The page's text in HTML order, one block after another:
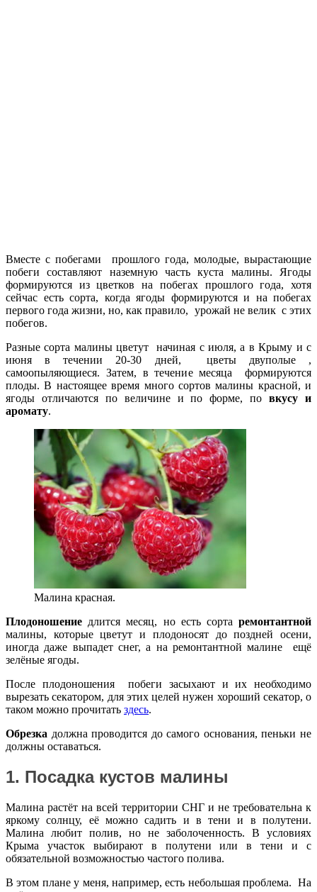
Вместе с побегами прошлого года, молодые, вырастающие
побеги составляют наземную часть куста малины. Ягоды
формируются из цветков на побегах прошлого года, хотя
сейчас есть сорта, когда ягоды формируются и на побегах
первого года жизни, но, как правило, урожай не велик с этих
побегов.
Разные сорта малины цветут начиная с июля, а в Крыму и с
июня в течении 20-30 дней, цветы двуполые ,
самоопыляющиеся. Затем, в течение месяца формируются
плоды. В настоящее время много сортов малины красной, и
ягоды отличаются по величине и по форме, повкусу и
аромату.
Малина красная.
Плодоношение длится месяц, но есть сорта ремонтантной
малины, которые цветут и плодоносят до поздней осени,
иногда даже выпадет снег, а на ремонтантной малине ещё
зелёные ягоды.
После плодоношения побеги засыхают и их необходимо
вырезать секатором, для этих целей нужен хороший секатор, о
таком можно прочитать здесь.
Обрезка должна проводится до самого основания, пеньки не
должны оставаться.
1. Посадка кустов малины
Малина растёт на всей территории СНГ и не требовательна к
яркому солнцу, её можно садить и в тени и в полутени.
Малина любит полив, но не заболоченность. В условиях
Крыма участок выбирают в полутени или в тени и с
обязательной возможностью частого полива.
В этом плане у меня, например, есть небольшая проблема. На